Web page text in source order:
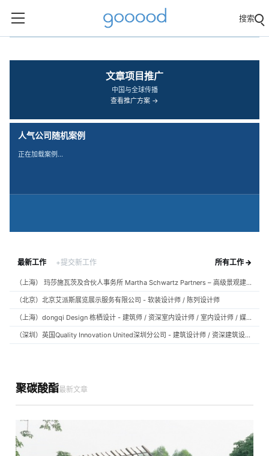
搜索
文章项目推广
中国与全球传播
查看推广方案 →
人气公司随机案例
正在加载案例…
最新工作 +提交新工作 所有工作 →
（上海） 玛莎施瓦茨及合伙人事务所 Martha Schwartz Partners – 高级景观建筑师 Senior Landscape Designer / 景观建筑师 Landscape Designer
（北京）北京艾派斯展览展示服务有限公司 - 软装设计师 / 陈列设计师
（上海）dongqi Design 栋栖设计 - 建筑师 / 资深室内设计师 / 室内设计师 / 媒体及公共关系主管 / 设计实习生（常年招聘）
（深圳）英国Quality Innovation United深圳分公司 - 建筑设计师 / 资深建筑设计师 / 室内设计师 / 设计实习生
聚碳酸酯最新文章